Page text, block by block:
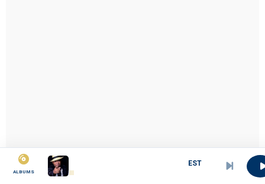
ALBUMS
EST CE VRAIMENT RAISONNABLE